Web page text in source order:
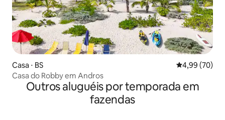
Casa ⋅ BS 4,99 de uma
4,99 (70)
Casa do Robby em Andros
Outros aluguéis por temporada em
fazendas